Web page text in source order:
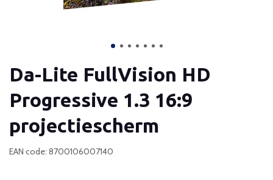
Da-Lite FullVision HD
Progressive 1.3 16:9
projectiescherm
EAN code: 8700106007140